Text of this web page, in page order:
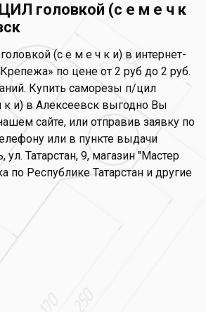
головкой (с е м е ч к
(с е м е ч к и) в интернет-
по цене от 2 руб до 2 руб.
Купить саморезы п/цил
к и) в Алексеевск выгодно Вы
сайте, или отправив заявку по
или в пункте выдачи
ул. Татарстан, 9, магазин "Мастер
по Республике Татарстан и другие